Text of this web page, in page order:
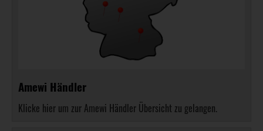
Amewi Händler
Klicke hier um zur Amewi Händler Übersicht zu gelangen.